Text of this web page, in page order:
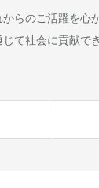
らのご活躍を心
て社会に貢献で